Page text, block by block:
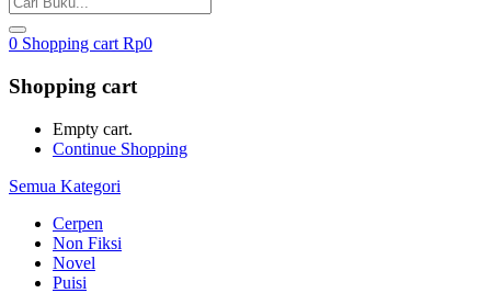
0 Shopping cart Rp0
Shopping cart
Empty cart.
Continue Shopping
Semua Kategori
Cerpen
Non Fiksi
Novel
Puisi